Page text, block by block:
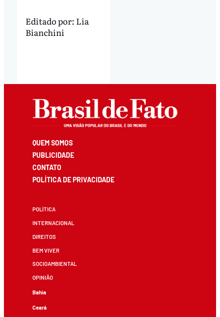
Editado por: Lia
Bianchini
QUEM SOMOS
PUBLICIDADE
CONTATO
POLÍTICA DE PRIVACIDADE
POLÍTICA
INTERNACIONAL
DIREITOS
BEM VIVER
SOCIOAMBIENTAL
OPINIÃO
Bahia
Ceará